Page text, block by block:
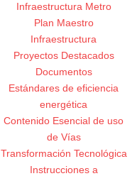
Infraestructura Metro
Plan Maestro
Infraestructura
Proyectos Destacados
Documentos
Estándares de eficiencia
energética
Contenido Esencial de uso
de Vías
Transformación Tecnológica
Instrucciones a